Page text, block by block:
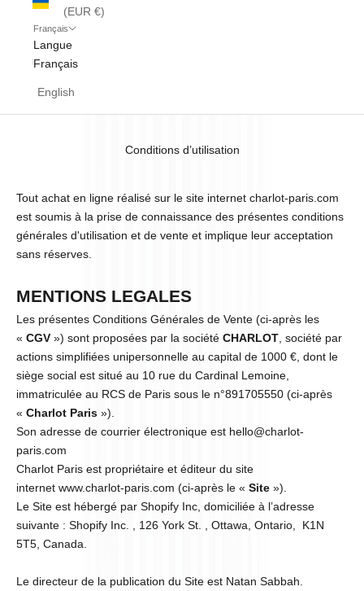
(EUR €)
Français
Langue
Français
English
Conditions d’utilisation
Tout achat en ligne réalisé sur le site internet charlot-paris.com
est soumis à la prise de connaissance des présentes conditions
générales d'utilisation et de vente et implique leur acceptation
sans réserves.
MENTIONS LEGALES
Les présentes Conditions Générales de Vente (ci-après les
« CGV ») sont proposées par la société CHARLOT , société par
actions simplifiées unipersonnelle au capital de 1000 €, dont le
siège social est situé au 10 rue du Cardinal Lemoine,
immatriculée au RCS de Paris sous le n°891705550 (ci-après
« Charlot Paris »).
Son adresse de courrier électronique est hello@charlot-
paris.com
Charlot Paris est propriétaire et éditeur du site
internet www.charlot-paris.com (ci-après le « Site »).
Le Site est hébergé par Shopify Inc, domiciliée à l’adresse
suivante : Shopify Inc. , 126 York St. , Ottawa, Ontario, K1N
5T5, Canada.
Le directeur de la publication du Site est Natan Sabbah.